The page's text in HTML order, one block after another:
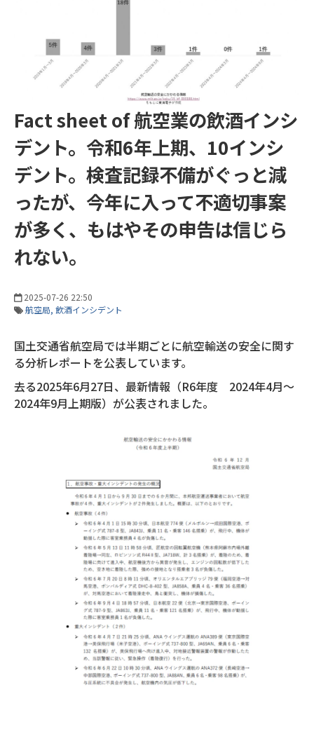
Fact sheet of 航空業の飲酒インシ
デント。令和6年上期、10インシ
デント。検査記録不備がぐっと減
ったが、今年に入って不適切事案
が多く、もはやその申告は信じら
れない。
2025-07-26 22:50
航空局 飲酒インシデント
国土交通省航空局では半期ごとに航空輸送の安全に関す
る分析レポートを公表しています。
去る2025年6月27日、最新情報（R6年度 2024年4月～
2024年9月上期版）が公表されました。